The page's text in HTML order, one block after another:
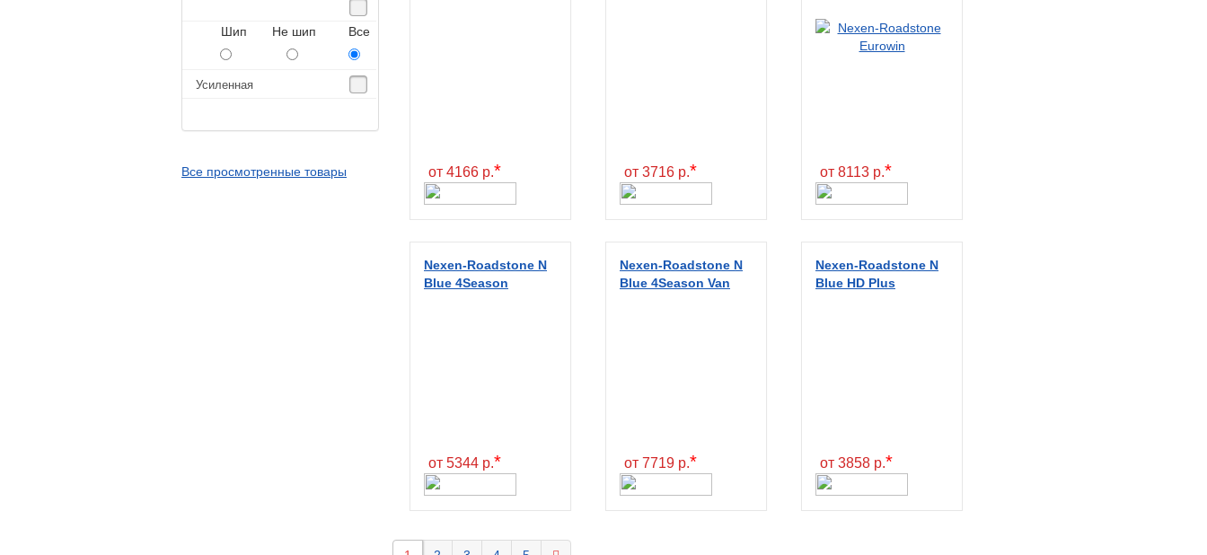
Aplus
Шип Не шип Все
Усиленная
Все просмотренные товары от 4166 р.* от 3716 р.* от 8113 р.*
Nexen-Roadstone N
Blue 4Season
от 5344 р.*
Nexen-Roadstone N
Blue 4Season Van
от 7719 р.*
Nexen-Roadstone N
Blue HD Plus
от 3858 р.*